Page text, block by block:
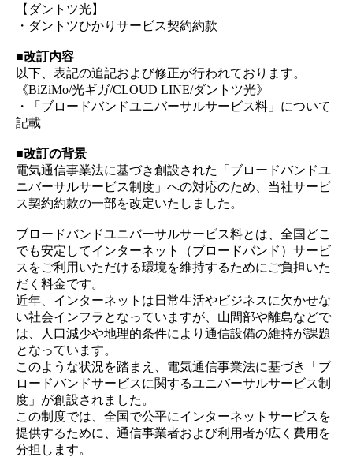
【ダントツ光】
・ダントツひかりサービス契約約款
■改訂内容
以下、表記の追記および修正が行われております。
《BiZiMo/光ギガ/CLOUD LINE/ダントツ光》
・「ブロードバンドユニバーサルサービス料」について
記載
■改訂の背景
電気通信事業法に基づき創設された「ブロードバンドユ
ニバーサルサービス制度」への対応のため、当社サービ
ス契約約款の一部を改定いたしました。
ブロードバンドユニバーサルサービス料とは、全国どこ
でも安定してインターネット（ブロードバンド）サービ
スをご利用いただける環境を維持するためにご負担いた
だく料金です。
近年、インターネットは日常生活やビジネスに欠かせな
い社会インフラとなっていますが、山間部や離島などで
は、人口減少や地理的条件により通信設備の維持が課題
となっています。
このような状況を踏まえ、電気通信事業法に基づき「ブ
ロードバンドサービスに関するユニバーサルサービス制
度」が創設されました。
この制度では、全国で公平にインターネットサービスを
提供するために、通信事業者および利用者が広く費用を
分担します。